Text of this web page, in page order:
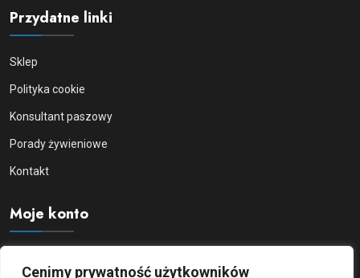
Cenimy prywatność użytkowników
Przydatne linki
Sklep
Polityka cookie
Konsultant paszowy
Porady żywieniowe
Kontakt
Moje konto